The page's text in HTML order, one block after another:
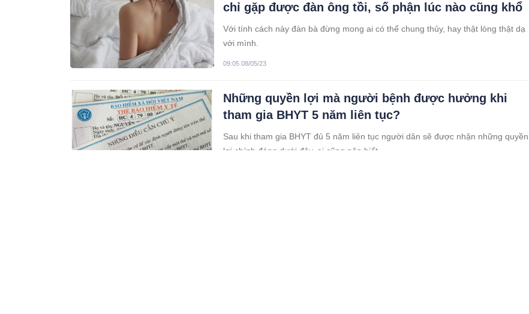
chỉ gặp được đàn ông tồi, số phận lúc nào cũng khổ
Với tính cách này đàn bà đừng mong ai có thể chung thủy, hay thật lòng thật dạ
với mình.
09:05 08/05/23
Những quyền lợi mà người bệnh được hưởng khi
tham gia BHYT 5 năm liên tục?
Sau khi tham gia BHYT đủ 5 năm liên tục người dân sẽ được nhận những quyền
lợi chính đáng dưới đây, ai cũng nên biết.